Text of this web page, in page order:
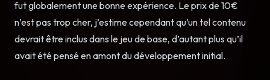
fut globalement une bonne expérience. Le prix de 10€
n’est pas trop cher, j’estime cependant qu’un tel contenu
devrait être inclus dans le jeu de base, d’autant plus qu’il
avait été pensé en amont du développement initial.